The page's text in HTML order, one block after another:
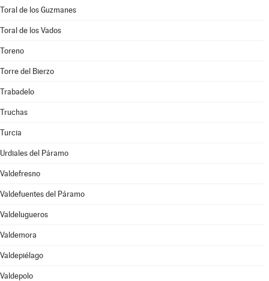
Toral de los Guzmanes
Toral de los Vados
Toreno
Torre del Bierzo
Trabadelo
Truchas
Turcia
Urdiales del Páramo
Valdefresno
Valdefuentes del Páramo
Valdelugueros
Valdemora
Valdepiélago
Valdepolo